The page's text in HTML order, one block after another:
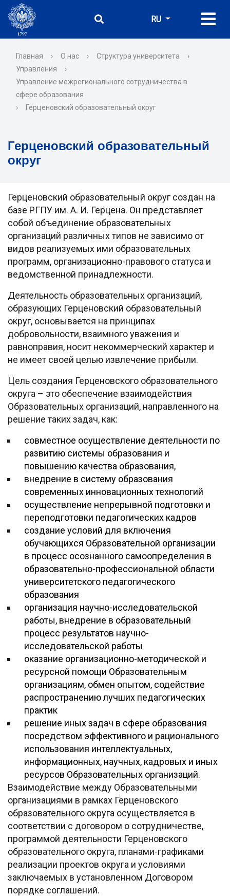
RU
Главная › О нас › Структура университета
›
Управления
›
Управление межрегионального сотрудничества в
сфере образования
›
Герценовский образовательный округ
Герценовский образовательный
округ
Герценовский образовательный округ создан на
базе РГПУ им. А. И. Герцена. Он представляет
собой объединение образовательных
организаций различных типов не зависимо от
видов реализуемых ими образовательных
программ, организационно-правового статуса и
ведомственной принадлежности.
Деятельность образовательных организаций,
образующих Герценовский образовательный
округ, основывается на принципах
добровольности, взаимного уважения и
равноправия, носит некоммерческий характер и
не имеет своей целью извлечение прибыли.
Цель создания Герценовского образовательного
округа – это обеспечение взаимодействия
Образовательных организаций, направленного на
решение таких задач, как:
совместное осуществление деятельности по
развитию системы образования и
повышению качества образования,
внедрение в систему образования
современных инновационных технологий
осуществление непрерывной подготовки и
переподготовки педагогических кадров
создание условий для включения
обучающихся Образовательной организации
в процесс осознанного самоопределения в
образовательно-профессиональной области
университетского педагогического
образования
организация научно-исследовательской
работы, внедрение в образовательный
процесс результатов научно-
исследовательской работы
оказание организационно-методической и
ресурсной помощи Образовательным
организациям, обмен опытом, содействие
распространению лучших педагогических
практик
решение иных задач в сфере образования
посредством эффективного и рационального
использования интеллектуальных,
информационных, научных, кадровых и иных
ресурсов Образовательных организаций.
Взаимодействие между Образовательными
организациями в рамках Герценовского
образовательного округа осуществляется в
соответствии с договором о сотрудничестве,
программой деятельности Герценовского
образовательного округа, планами-графиками
реализации проектов округа и условиями
заключаемых в установленном Договором
порядке соглашений.